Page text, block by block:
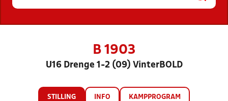
B 1903
U16 Drenge 1-2 (09) VinterBOLD
STILLING INFO KAMPPROGRAM